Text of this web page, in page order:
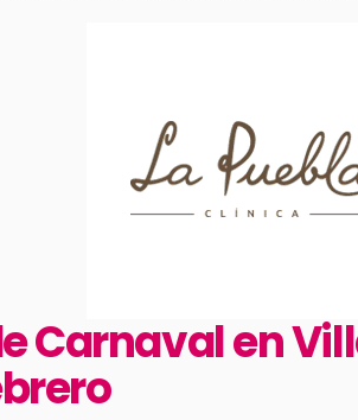
Carnaval en